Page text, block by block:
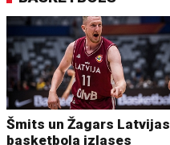
Šmits un Žagars Latvijas
basketbola izlases